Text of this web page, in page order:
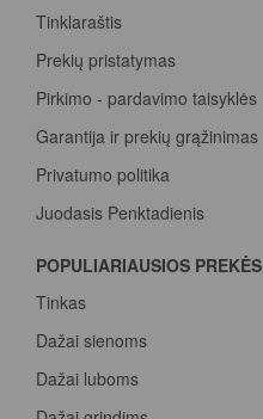
Tinklaraštis
Prekių pristatymas
Pirkimo - pardavimo taisyklės
Garantija ir prekių grąžinimas
Privatumo politika
Juodasis Penktadienis
POPULIARIAUSIOS PREKĖS
Tinkas
Dažai sienoms
Dažai luboms